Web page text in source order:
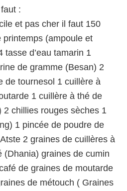
:
et pas cher il faut 150
printemps (ampoule et
tasse d’eau tamarin 1
de gramme (Besan) 2
de tournesol 1 cuillère à
1 cuillère à thé de
2 chillies rouges sèches 1
1 pincée de poudre de
2 graines de cuillères à
(Dhania) graines de cumin
de graines de moutarde
de métouch ( Graines